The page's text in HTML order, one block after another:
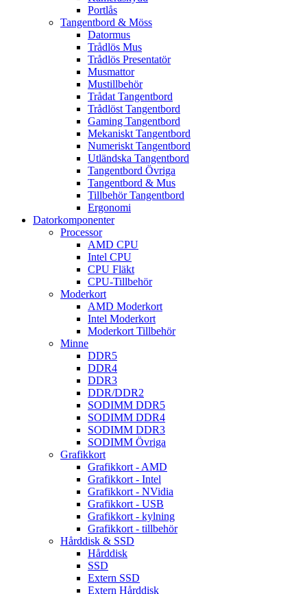
Portlås
Tangentbord & Möss
Datormus
Trådlös Mus
Trådlös Presentatör
Musmattor
Mustillbehör
Trådat Tangentbord
Trådlöst Tangentbord
Gaming Tangentbord
Mekaniskt Tangentbord
Numeriskt Tangentbord
Utländska Tangentbord
Tangentbord Övriga
Tangentbord & Mus
Tillbehör Tangentbord
Ergonomi
Datorkomponenter
Processor
AMD CPU
Intel CPU
CPU Fläkt
CPU-Tillbehör
Moderkort
AMD Moderkort
Intel Moderkort
Moderkort Tillbehör
Minne
DDR5
DDR4
DDR3
DDR/DDR2
SODIMM DDR5
SODIMM DDR4
SODIMM DDR3
SODIMM Övriga
Grafikkort
Grafikkort - AMD
Grafikkort - Intel
Grafikkort - NVidia
Grafikkort - USB
Grafikkort - kylning
Grafikkort - tillbehör
Hårddisk & SSD
Hårddisk
SSD
Extern SSD
Extern Hårddisk